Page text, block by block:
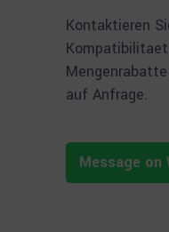
Kontaktieren
auf Anfrage.
Message on